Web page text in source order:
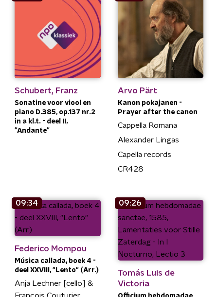
Schubert, Franz
Sonatine voor viool en
piano D.385, op.137 nr.2
in a kl.t. - deel II,
"Andante"
Arvo Pärt
Kanon pokajanen -
Prayer after the canon
Cappella Romana
Alexander Lingas
Capella records
CR428
09:34
Federico Mompou
Música callada, boek 4 -
deel XXVIII, "Lento" (Arr.)
Anja Lechner [cello] &
François Couturier
09:26
Tomás Luis de
Victoria